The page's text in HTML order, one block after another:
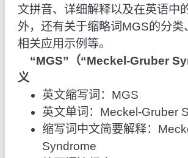
文拼音、详细解释以及在英语中
外，还有关于缩略词MGS的分类
相关应用示例等。
“MGS”（“Meckel-Gruber
义
英文缩写词：MGS
英文单词：Meckel-Gruber
缩写词中文简要解释：
Syndrome